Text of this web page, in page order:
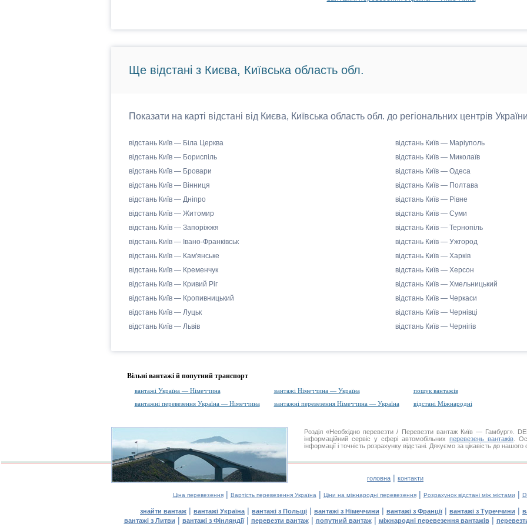
Ще відстані з Києва, Київська область обл.
Показати на карті відстані від Києва, Київська область обл. до регіональних центрів
відстань Київ — Біла Церква
відстань Київ — Бориспіль
відстань Київ — Бровари
відстань Київ — Вінниця
відстань Київ — Дніпро
відстань Київ — Житомир
відстань Київ — Запоріжжя
відстань Київ — Івано-Франківськ
відстань Київ — Кам'янське
відстань Київ — Кременчук
відстань Київ — Кривий Ріг
відстань Київ — Кропивницький
відстань Київ — Луцьк
відстань Київ — Львів
відстань Київ — Маріуполь
відстань Київ — Миколаїв
відстань Київ — Одеса
відстань Київ — Полтава
відстань Київ — Рівне
відстань Київ — Суми
відстань Київ — Тернопіль
відстань Київ — Ужгород
відстань Київ — Харків
відстань Київ — Херсон
відстань Київ — Хмельницький
відстань Київ — Черкаси
відстань Київ — Чернівці
відстань Київ — Чернігів
Вільні вантажі й попутний транспорт
вантажі Україна — Німеччина вантажі Німеччина — Україна
пошук вантажів
вантажні перевезення Україна — Німеччина
вантажні перевезення Німеччина — Україна відстані Міжнародні
Розділ «Необхідно перевезти / Перевезти вантаж Київ — Гамбург».
інформаційний сервіс у сфері автомобільних перевезень вантажів .
інформації і точність розрахунку відстані. Дякуємо за цікавість до
головна | контакти
Ціна перевезення| Вартість перевезення Україна | Ціни на міжнародні перевезення| Розрахунок відстані між містами |
знайти вантаж | вантажі Україна | вантажі з Польщі | вантажі з Німеччини | вантажі з Франції| вантажі з Туреччини |
вантажі з Литви | вантажі з Фінляндії| перевезти вантаж| попутний вантаж| міжнародні перевезення вантажів|